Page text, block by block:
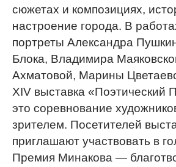
сюжетах и композициях,
настроение города. В
портреты Александра
Блока, Владимира
Ахматовой, Марины
XIV выставка «Поэтический
это соревнование
зрителем. Посетителей
приглашают участвовать в
Премия Минакова —